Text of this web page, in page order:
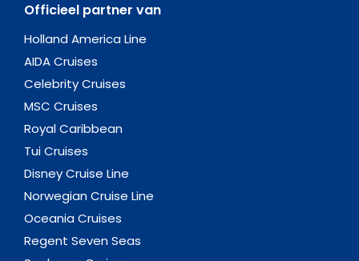
Officieel partner van
Holland America Line
AIDA Cruises
Celebrity Cruises
MSC Cruises
Royal Caribbean
Tui Cruises
Disney Cruise Line
Norwegian Cruise Line
Oceania Cruises
Regent Seven Seas